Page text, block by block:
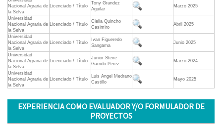
Nacional Agraria de
la Selva
Licenciado / Título
Tony Grandez
Aguilar
Marzo 2025
Universidad
Nacional Agraria de
la Selva
Licenciado / Título
Clelia Quincho
Casimiro
Abril 2025
Universidad
Nacional Agraria de
la Selva
Licenciado / Título
Ivan Figueredo
Sangama
Junio 2025
Universidad
Nacional Agraria de
la Selva
Licenciado / Título
Junior Steve
Garrido Perez
Marzo 2024
Universidad
Nacional Agraria de
la Selva
Licenciado / Título
Luis Angel Medrano
Castillo
Mayo 2025
EXPERIENCIA COMO EVALUADOR Y/O FORMULADOR DE
PROYECTOS